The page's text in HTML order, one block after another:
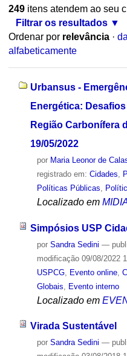
249itens atendem ao seu
Filtrar os resultados
Ordenar por relevância ·
alfabeticamente
Urbansus -
Energética:
Região Carbonífera
19/05/2022
por Maria Leonor de
registrado em: Cidades
Políticas Públicas
Localizado em
Simpósios USP
por Sandra Sedini —
modificação09/08/2022
USPCG, Evento online,
Globais
Evento interno
Localizado em
Virada Sustentável
por Sandra Sedini —